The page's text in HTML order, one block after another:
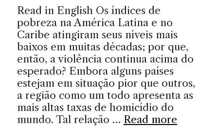
Read in English Os índices de
pobreza na América Latina e no
Caribe atingiram seus níveis mais
baixos em muitas décadas; por que,
então, a violência continua acima do
esperado? Embora alguns países
estejam em situação pior que outros,
a região como um todo apresenta as
mais altas taxas de homicídio do
mundo. Tal relação … Read more